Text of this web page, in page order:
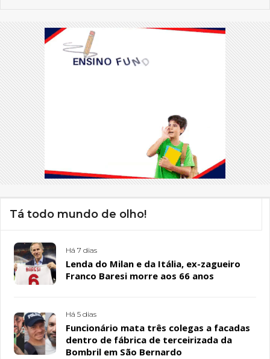
Tá todo mundo de olho!
Há 7 dias
Lenda do Milan e da Itália, ex-zagueiro
Franco Baresi morre aos 66 anos
Há 5 dias
Funcionário mata três colegas a facadas
dentro de fábrica de terceirizada da
Bombril em São Bernardo